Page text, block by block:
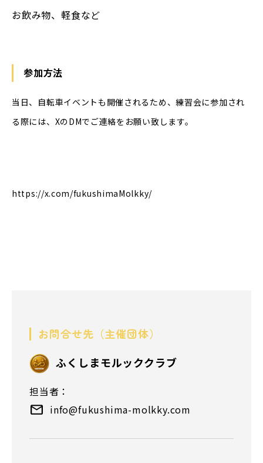
お飲み物、軽食など
参加方法
当日、自転車イベントも開催されるため、練習会に参加され
る際には、XのDMでご連絡をお願い致します。
https://x.com/fukushimaMolkky/
お問合せ先（主催団体）
ふくしまモルッククラブ
担当者：
info@fukushima-molkky.com